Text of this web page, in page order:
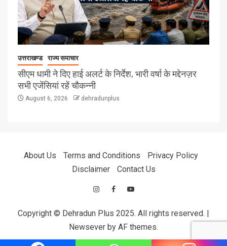
उत्तराखण्ड राज्य समाचार
सीएम धामी ने दिए हाई अलर्ट के निर्देश, भारी वर्षा के मद्देनज़र
सभी एजेंसियां रहें चौकन्नी
August 6, 2026 dehradunplus
About Us Terms and Conditions
Privacy Policy
Disclaimer
Contact Us
Copyright © Dehradun Plus 2025. All rights reserved.
Newsever by AF themes.